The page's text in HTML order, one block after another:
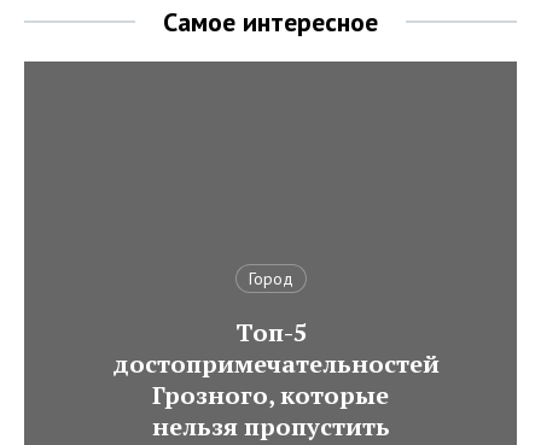
Самое интересное
Город
Топ-5
достопримечательностей
Грозного, которые
нельзя пропустить